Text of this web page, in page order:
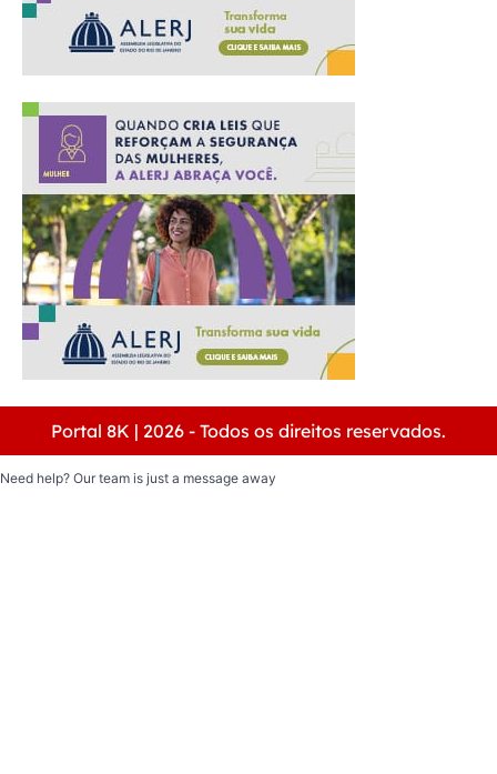
Portal 8K | 2026 - Todos os direitos reservados.
Need help? Our team is just a message away